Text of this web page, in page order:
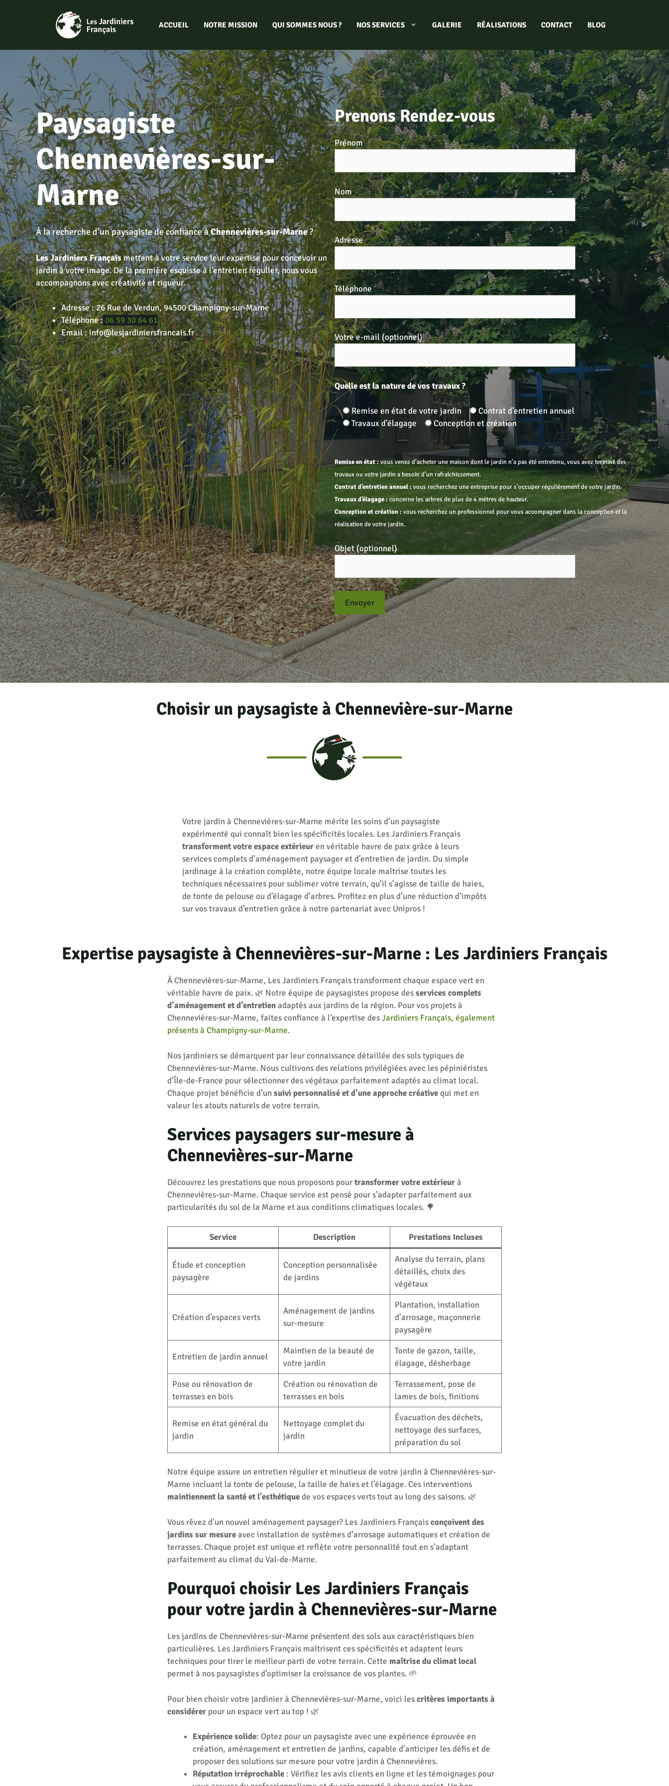
ACCUEIL NOTRE MISSION QUI SOMMES NOUS ? NOS SERVICES GALERIE RÉALISATIONS CONTACT BLOG
Paysagiste
Chennevières-sur-
Marne
À la recherche d’un paysagiste de confiance àChennevières-sur-Marne?
Les Jardiniers Françaismettent à votre service leur expertise pour concevoir un
jardin à votre image. De la première esquisse à l’entretien régulier, nous vous
accompagnons avec créativité et rigueur.
Adresse : 26 Rue de Verdun, 94500 Champigny-sur-Marne
Téléphone : 06 59 30 64 61
Email : info@lesjardiniersfrancais.fr
Prenons Rendez-vous
Prénom
Nom
Adresse
Téléphone
Votre e-mail (optionnel)
Quelle est la nature de vos travaux ?
Remise en état de votre jardin
Contrat d’entretien annuel
Travaux d’élagage
Conception et création
Remise en état :vous venez d’acheter une maison dont le jardin n’a pas été entretenu, vous avez terminé des
travaux ou votre jardin a besoin d’un rafraîchissement.
Contrat d’entretien annuel :vous recherchez une entreprise pour s’occuper régulièrement de votre jardin.
Travaux d’élagage :concerne les arbres de plus de 4 mètres de hauteur.
Conception et création : vous recherchez un professionnel pour vous accompagner dans la conception et la
réalisation de votre jardin.
Objet (optionnel)
Choisir un paysagiste à Chennevière-sur-Marne
Votre jardin à Chennevières-sur-Marne mérite les soins d’un paysagiste
expérimenté qui connaît bien les spécificités locales. Les Jardiniers Français
transforment votre espace extérieuren véritable havre de paix grâce à leurs
services complets d’aménagement paysager et d’entretien de jardin. Du simple
jardinage à la création complète, notre équipe locale maîtrise toutes les
techniques nécessaires pour sublimer votre terrain, qu’il s’agisse de taille de haies,
de tonte de pelouse ou d’élagage d’arbres. Profitez en plus d’une réduction d’impôts
sur vos travaux d’entretien grâce à notre partenariat avec Unipros !
Expertise paysagiste à Chennevières-sur-Marne : Les Jardiniers Français
À Chennevières-sur-Marne, Les Jardiniers Français transforment chaque espace vert en
véritable havre de paix. 🌿 Notre équipe de paysagistes propose desservices complets
d’aménagement et d’entretienadaptés aux jardins de la région. Pour vos projets à
Chennevières-sur-Marne, faites confiance à l’expertise desJardiniers Français, également
présents à Champigny-sur-Marne.
Nos jardiniers se démarquent par leur connaissance détaillée des sols typiques de
Chennevières-sur-Marne. Nous cultivons des relations privilégiées avec les pépiniéristes
d’Île-de-France pour sélectionner des végétaux parfaitement adaptés au climat local.
Chaque projet bénéficie d’unsuivi personnalisé et d’une approche créativequi met en
valeur les atouts naturels de votre terrain.
Services paysagers sur-mesure à
Chennevières-sur-Marne
Découvrez les prestations que nous proposons pourtransformer votre extérieurà
Chennevières-sur-Marne. Chaque service est pensé pour s’adapter parfaitement aux
particularités du sol de la Marne et aux conditions climatiques locales. 🌳
Service Description Prestations Incluses
Étude et conception
paysagère
Conception personnalisée
de jardins
Analyse du terrain, plans
détaillés, choix des
végétaux
Création d’espaces verts
Aménagement de jardins
sur-mesure
Plantation, installation
d’arrosage, maçonnerie
paysagère
Entretien de jardin annuel
Maintien de la beauté de
votre jardin
Tonte de gazon, taille,
élagage, désherbage
Pose ou rénovation de
terrasses en bois
Création ou rénovation de
terrasses en bois
Terrassement, pose de
lames de bois, finitions
Remise en état général du
jardin
Nettoyage complet du
jardin
Évacuation des déchets,
nettoyage des surfaces,
préparation du sol
Notre équipe assure un entretien régulier et minutieux de votre jardin à Chennevières-sur-
Marne incluant la tonte de pelouse, la taille de haies et l’élagage. Ces interventions
maintiennent la santé et l’esthétiquede vos espaces verts tout au long des saisons. 🌿
Vous rêvez d’un nouvel aménagement paysager? Les Jardiniers Françaisconçoivent des
jardins sur mesureavec installation de systèmes d’arrosage automatiques et création de
terrasses. Chaque projet est unique et reflète votre personnalité tout en s’adaptant
parfaitement au climat du Val-de-Marne.
Pourquoi choisir Les Jardiniers Français
pour votre jardin à Chennevières-sur-Marne
Les jardins de Chennevières-sur-Marne présentent des sols aux caractéristiques bien
particulières. Les Jardiniers Français maîtrisent ces spécificités et adaptent leurs
techniques pour tirer le meilleur parti de votre terrain. Cette maîtrise du climat local
permet à nos paysagistes d’optimiser la croissance de vos plantes. 🌱
Pour bien choisir votre jardinier à Chennevières-sur-Marne, voici lescritères importants à
considérer pour un espace vert au top ! 🌿
Expérience solide: Optez pour un paysagiste avec une expérience éprouvée en
création, aménagement et entretien de jardins, capable d’anticiper les défis et de
proposer des solutions sur mesure pour votre jardin à Chennevières.
Réputation irréprochable : Vérifiez les avis clients en ligne et les témoignages pour